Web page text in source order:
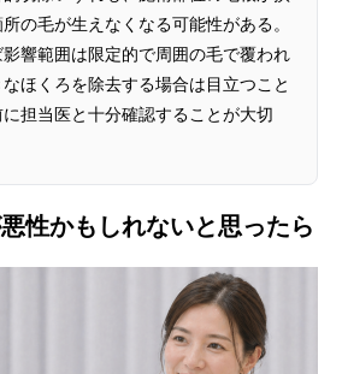
の毛が生えなくなる可能性がある。
響範囲は限定的で周囲の毛で覆われ
ほくろを除去する場合は目立つこと
担当医と十分確認することが大切
性かもしれないと思ったら